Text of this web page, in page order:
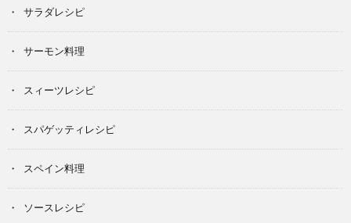
サラダレシピ
サーモン料理
スィーツレシピ
スパゲッティレシピ
スペイン料理
ソースレシピ